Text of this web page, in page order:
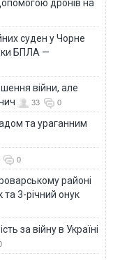
дронів на
суден у Чорне
БПЛА —
війни, але
33 0
та ураганним
0
районі
та 3-річний онук
за війну в Україні